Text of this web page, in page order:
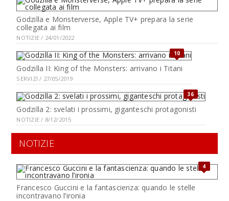
Godzilla e Monsterverse, Apple TV+ prepara la serie
collegata ai film
NOTIZIE / 24/01/2022
10
Godzilla II: King of the Monsters: arrivano i Titani
SERVIZI / 27/05/2019
36
Godzilla 2: svelati i prossimi, giganteschi protagonisti
NOTIZIE / 8/12/2015
NOTIZIE
4
Francesco Guccini e la fantascienza: quando le stelle
incontravano l’ironia